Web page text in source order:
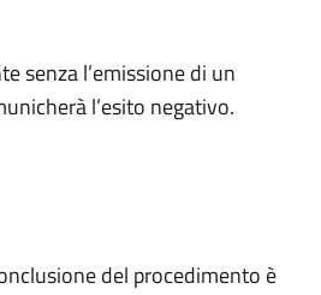
senza l’emissione di un
l’esito negativo.
del procedimento è